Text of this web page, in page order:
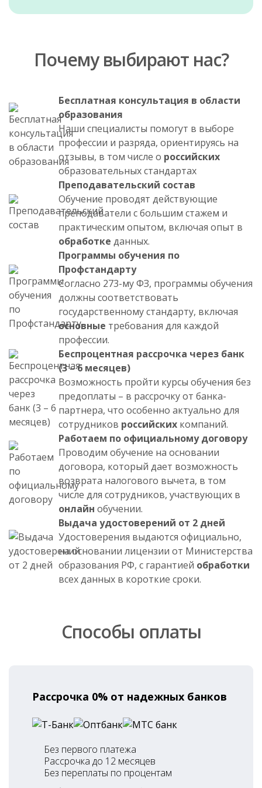
Почему выбирают нас?
Бесплатная консультация в области
образования
Наши специалисты помогут в выборе
профессии и разряда, ориентируясь на
отзывы, в том числе о российских
образовательных стандартах
Преподавательский состав
Обучение проводят действующие
преподаватели с большим стажем и
практическим опытом, включая опыт в
обработке данных.
Программы обучения по
Профстандарту
Согласно 273-му ФЗ, программы обучения
должны соответствовать
государственному стандарту, включая
основные требования для каждой
профессии.
Беспроцентная рассрочка через банк
(3 – 6 месяцев)
Возможность пройти курсы обучения без
предоплаты – в рассрочку от банка-
партнера, что особенно актуально для
сотрудников российских компаний.
Работаем по официальному договору
Проводим обучение на основании
договора, который дает возможность
возврата налогового вычета, в том
числе для сотрудников, участвующих в
онлайн обучении.
Выдача удостоверений от 2 дней
Удостоверения выдаются официально,
на основании лицензии от Министерства
образования РФ, с гарантией обработки
всех данных в короткие сроки.
Способы оплаты
Рассрочка 0% от надежных банков
Без первого платежа
Рассрочка до 12 месяцев
Без переплаты по процентам